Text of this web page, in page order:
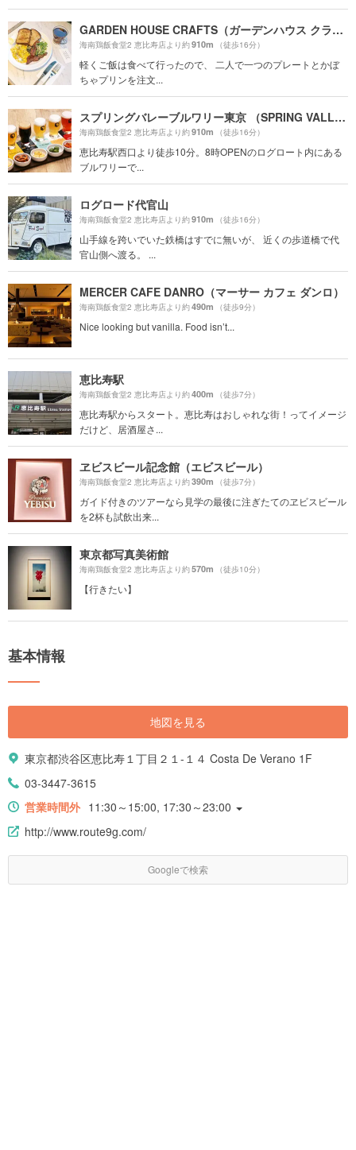
GARDEN HOUSE CRAFTS（ガーデンハウス クラフツ）
海南鶏飯食堂2 恵比寿店より約910m （徒歩16分）
軽くご飯は食べて行ったので、 二人で一つのプレートとかぼ
ちゃプリンを注文...
スプリングバレーブルワリー東京 （SPRING VALLEY BREWERY TOKYO）
海南鶏飯食堂2 恵比寿店より約910m （徒歩16分）
恵比寿駅西口より徒歩10分。8時OPENのログロート内にある
ブルワリーで...
ログロード代官山
海南鶏飯食堂2 恵比寿店より約910m （徒歩16分）
山手線を跨いでいた鉄橋はすでに無いが、 近くの歩道橋で代
官山側へ渡る。 ...
MERCER CAFE DANRO（マーサー カフェ ダンロ）
海南鶏飯食堂2 恵比寿店より約490m （徒歩9分）
Nice looking but vanilla. Food isn’t...
恵比寿駅
海南鶏飯食堂2 恵比寿店より約400m （徒歩7分）
恵比寿駅からスタート。恵比寿はおしゃれな街！ってイメージ
だけど、居酒屋さ...
ヱビスビール記念館（エビスビール）
海南鶏飯食堂2 恵比寿店より約390m （徒歩7分）
ガイド付きのツアーなら見学の最後に注ぎたてのヱビスビール
を2杯も試飲出来...
東京都写真美術館
海南鶏飯食堂2 恵比寿店より約570m （徒歩10分）
【行きたい】
基本情報
地図を見る
東京都渋谷区恵比寿１丁目２１-１４ Costa De Verano 1F
03-3447-3615
営業時間外 11:30～15:00, 17:30～23:00
http://www.route9g.com/
Googleで検索